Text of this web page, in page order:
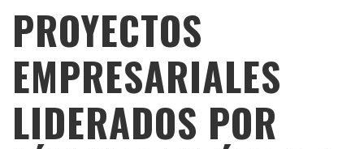
PROYECTOS
EMPRESARIALES
LIDERADOS POR